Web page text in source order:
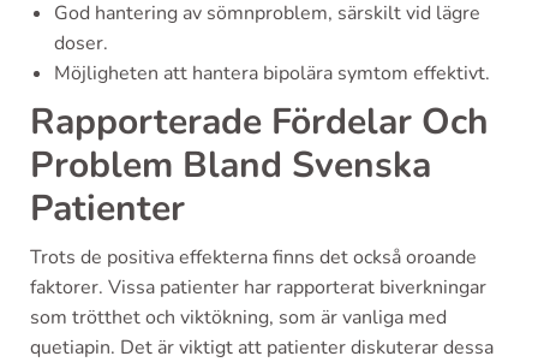
God hantering av sömnproblem, särskilt vid lägre
doser.
Möjligheten att hantera bipolära symtom effektivt.
Rapporterade Fördelar Och
Problem Bland Svenska
Patienter
Trots de positiva effekterna finns det också oroande
faktorer. Vissa patienter har rapporterat biverkningar
som trötthet och viktökning, som är vanliga med
quetiapin. Det är viktigt att patienter diskuterar dessa